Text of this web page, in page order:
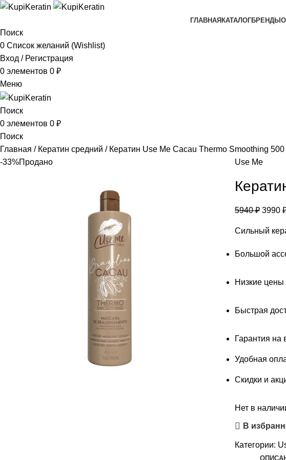
ГЛАВНАЯ КАТАЛОГБРЕНДЫ
Поиск
0 Список желаний (Wishlist)
Вход / Регистрация
0 элементов 0 ₽
Меню
Поиск
0 элементов 0 ₽
Поиск
Главная
Кератин средний Кератин Use Me Cacau Thermo Smoothing
-33%Продано Use Me
5940₽ 3990
Сильный
Большой
Низкие цены
Быстрая
Гарантия на
Удобная
Скидки и
Нет в
В
Категории: